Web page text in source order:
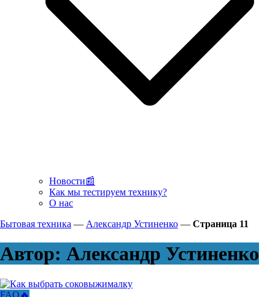
Новости📰
Как мы тестируем технику?
О нас
Бытовая техника — Александр Устиненко — Страница 11
Автор: Александр Устиненко
FAQ🔥